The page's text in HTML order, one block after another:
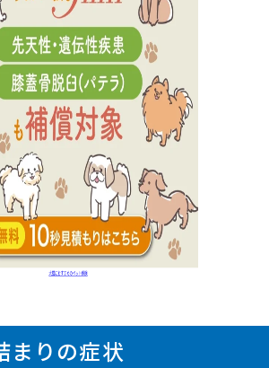
まりの症状